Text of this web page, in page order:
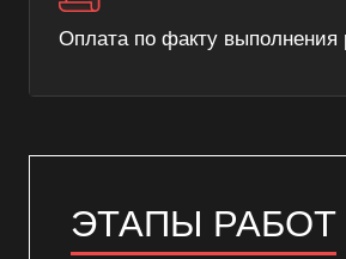
Оплата по факту выполнения
ЭТАПЫ РАБОТ